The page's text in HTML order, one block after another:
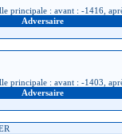
: avant : -1416,
Adversaire
: avant : -1403,
Adversaire